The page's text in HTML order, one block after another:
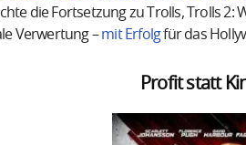
die Fortsetzung zu Trolls, Trolls
Verwertung –mit Erfolgfür das
Profit statt